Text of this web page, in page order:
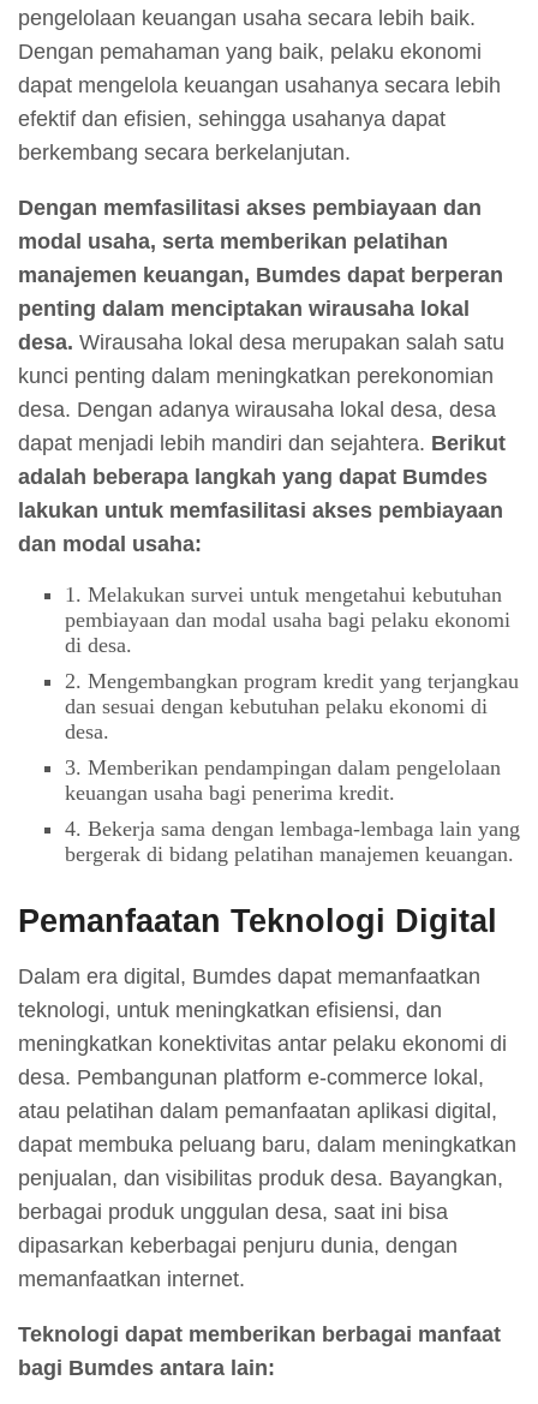
pengelolaan keuangan usaha secara lebih baik.
Dengan pemahaman yang baik, pelaku ekonomi
dapat mengelola keuangan usahanya secara lebih
efektif dan efisien, sehingga usahanya dapat
berkembang secara berkelanjutan.
Dengan memfasilitasi akses pembiayaan dan
modal usaha, serta memberikan pelatihan
manajemen keuangan, Bumdes dapat berperan
penting dalam menciptakan wirausaha lokal
desa. Wirausaha lokal desa merupakan salah satu
kunci penting dalam meningkatkan perekonomian
desa. Dengan adanya wirausaha lokal desa, desa
dapat menjadi lebih mandiri dan sejahtera. Berikut
adalah beberapa langkah yang dapat Bumdes
lakukan untuk memfasilitasi akses pembiayaan
dan modal usaha:
1. Melakukan survei untuk mengetahui kebutuhan
pembiayaan dan modal usaha bagi pelaku ekonomi
di desa.
2. Mengembangkan program kredit yang terjangkau
dan sesuai dengan kebutuhan pelaku ekonomi di
desa.
3. Memberikan pendampingan dalam pengelolaan
keuangan usaha bagi penerima kredit.
4. Bekerja sama dengan lembaga-lembaga lain yang
bergerak di bidang pelatihan manajemen keuangan.
Pemanfaatan Teknologi Digital
Dalam era digital, Bumdes dapat memanfaatkan
teknologi, untuk meningkatkan efisiensi, dan
meningkatkan konektivitas antar pelaku ekonomi di
desa. Pembangunan platform e-commerce lokal,
atau pelatihan dalam pemanfaatan aplikasi digital,
dapat membuka peluang baru, dalam meningkatkan
penjualan, dan visibilitas produk desa. Bayangkan,
berbagai produk unggulan desa, saat ini bisa
dipasarkan keberbagai penjuru dunia, dengan
memanfaatkan internet.
Teknologi dapat memberikan berbagai manfaat
bagi Bumdes antara lain: